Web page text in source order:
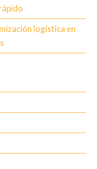
logística en